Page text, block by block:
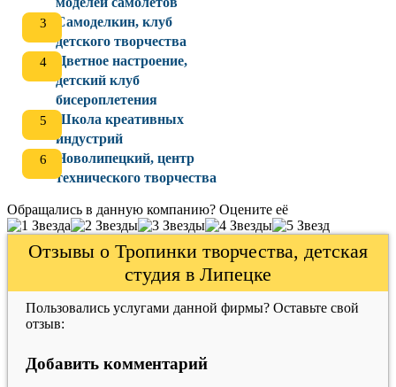
Самоделкин, клуб
детского творчества
Цветное настроение,
детский клуб
бисероплетения
Школа креативных
индустрий
Новолипецкий, центр
технического творчества
Обращались в данную компанию? Оцените её
Отзывы о Тропинки творчества, детская
студия в Липецке
Пользовались услугами данной фирмы? Оставьте свой
отзыв:
Добавить комментарий